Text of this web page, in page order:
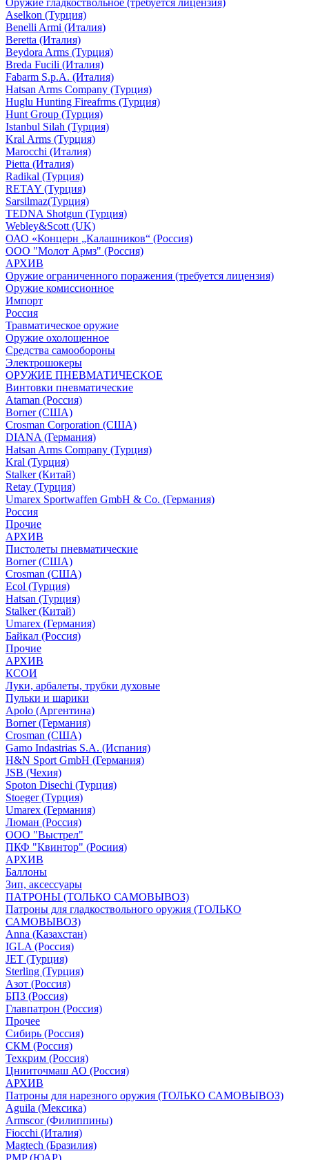
Оружие гладкоствольное (требуется лицензия)
Aselkon (Турция)
Benelli Armi (Италия)
Beretta (Италия)
Beydora Arms (Турция)
Breda Fucili (Италия)
Fabarm S.p.A. (Италия)
Hatsan Arms Company (Турция)
Huglu Hunting Fireafrms (Турция)
Hunt Group (Турция)
Istanbul Silah (Турция)
Kral Arms (Турция)
Marocchi (Италия)
Pietta (Италия)
Radikal (Турция)
RETAY (Турция)
Sarsilmaz(Турция)
TEDNA Shotgun (Турция)
Webley&Scott (UK)
ОАО «Концерн „Калашников“ (Россия)
ООО "Молот Армз" (Россия)
АРХИВ
Оружие ограниченного поражения (требуется лицензия)
Оружие комиссионное
Импорт
Россия
Травматическое оружие
Оружие охолощенное
Средства самообороны
Электрошокеры
ОРУЖИЕ ПНЕВМАТИЧЕСКОЕ
Винтовки пневматические
Ataman (Россия)
Borner (США)
Crosman Corporation (США)
DIANA (Германия)
Hatsan Arms Company (Турция)
Kral (Турция)
Stalker (Китай)
Retay (Турция)
Umarex Sportwaffen GmbH & Co. (Германия)
Россия
Прочие
АРХИВ
Пистолеты пневматические
Borner (США)
Crosman (США)
Ecol (Турция)
Hatsan (Турция)
Stalker (Китай)
Umarex (Германия)
Байкал (Россия)
Прочие
АРХИВ
КСОИ
Луки, арбалеты, трубки духовые
Пульки и шарики
Apolo (Аргентина)
Borner (Германия)
Crosman (США)
Gamo Indastrias S.A. (Испания)
H&N Sport GmbH (Германия)
JSB (Чехия)
Spoton Disechi (Турция)
Stoeger (Турция)
Umarex (Германия)
Люман (Россия)
ООО "Выстрел"
ПКФ "Квинтор" (Росиия)
АРХИВ
Баллоны
Зип, аксессуары
ПАТРОНЫ (ТОЛЬКО САМОВЫВОЗ)
Патроны для гладкоствольного оружия (ТОЛЬКО
САМОВЫВОЗ)
Anna (Казахстан)
IGLA (Россия)
JET (Турция)
Sterling (Турция)
Азот (Россия)
БПЗ (Россия)
Главпатрон (Россия)
Прочее
Сибирь (Россия)
СКМ (Россия)
Техкрим (Россия)
Цнииточмаш АО (Россия)
АРХИВ
Патроны для нарезного оружия (ТОЛЬКО САМОВЫВОЗ)
Aguila (Мексика)
Armscor (Филиппины)
Fiocchi (Италия)
Magtech (Бразилия)
PMP (ЮАР)